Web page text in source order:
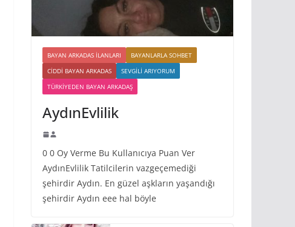
BAYAN ARKADAS ILANLARI
BAYANLARLA SOHBET
CIDDI BAYAN ARKADAS
SEVGILI ARIYORUM
TÜRKIYEDEN BAYAN ARKADAŞ
AydınEvlilik
0 0 Oy Verme Bu Kullanıcıya Puan Ver
AydınEvlilik Tatilcilerin vazgeçemediği
şehirdir Aydın. En güzel aşkların yaşandığı
şehirdir Aydın eee hal böyle